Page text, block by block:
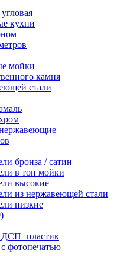
кухни
мойки
камня
стали
бронза / сатин
в тон мойки
высокие
из нержавеющей стали
низкие
ДСП+пластик
фотопечатью